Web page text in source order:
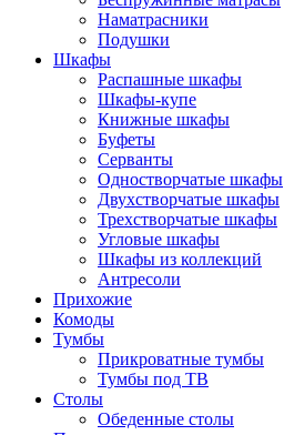
Наматрасники
Подушки
Шкафы
Распашные шкафы
Шкафы-купе
Книжные шкафы
Буфеты
Серванты
Одностворчатые шкафы
Двухстворчатые шкафы
Трехстворчатые шкафы
Угловые шкафы
Шкафы из коллекций
Антресоли
Прихожие
Комоды
Тумбы
Прикроватные тумбы
Тумбы под ТВ
Столы
Обеденные столы